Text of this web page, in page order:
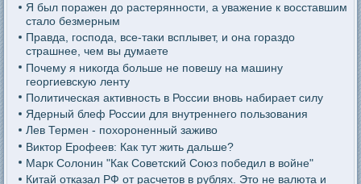
Я был поражен до растерянности, а уважение к восставшим
стало безмерным
Правда, господа, все-таки всплывет, и она гораздо
страшнее, чем вы думаете
Почему я никогда больше не повешу на машину
георгиевскую ленту
Политическая активность в России вновь набирает силу
Ядерный блеф России для внутреннего пользования
Лев Термен - похороненный заживо
Виктор Ерофеев: Как тут жить дальше?
Марк Солонин "Как Советский Союз победил в войне"
Китай отказал РФ от расчетов в рублях. Это не валюта и